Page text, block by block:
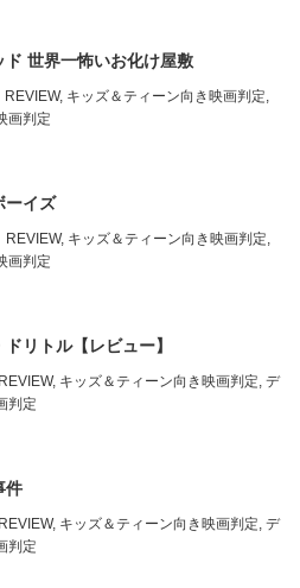
ド 世界一怖いお化け屋敷
REVIEW, キッズ＆ティーン向き映画判定,
画判定
ーイズ
REVIEW, キッズ＆ティーン向き映画判定,
画判定
ドリトル【レビュー】
REVIEW, キッズ＆ティーン向き映画判定, デ
判定
件
REVIEW, キッズ＆ティーン向き映画判定, デ
判定